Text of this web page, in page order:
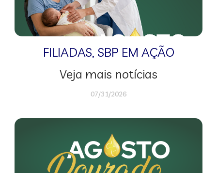
FILIADAS, SBP EM AÇÃO
Veja mais notícias
07/31/2026